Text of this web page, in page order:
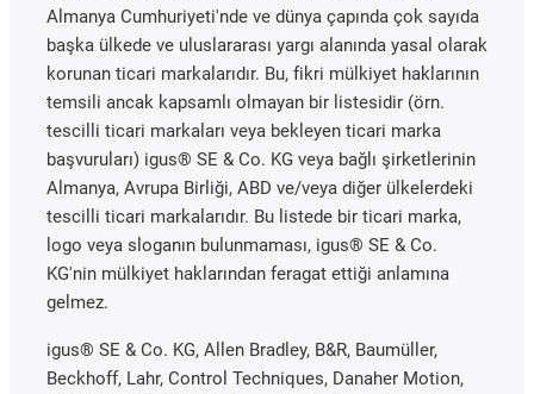
Almanya Cumhuriyeti'nde ve dünya çapında çok sayıda
başka ülkede ve uluslararası yargı alanında yasal olarak
korunan ticari markalarıdır. Bu, fikri mülkiyet haklarının
temsili ancak kapsamlı olmayan bir listesidir (örn.
tescilli ticari markaları veya bekleyen ticari marka
başvuruları) igus® SE & Co. KG veya bağlı şirketlerinin
Almanya, Avrupa Birliği, ABD ve/veya diğer ülkelerdeki
tescilli ticari markalarıdır. Bu listede bir ticari marka,
logo veya sloganın bulunmaması, igus® SE & Co.
KG'nin mülkiyet haklarından feragat ettiği anlamına
gelmez.
igus® SE & Co. KG, Allen Bradley, B&R, Baumüller,
Beckhoff, Lahr, Control Techniques, Danaher Motion,